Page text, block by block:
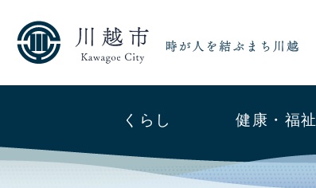
くらし 健康・福祉